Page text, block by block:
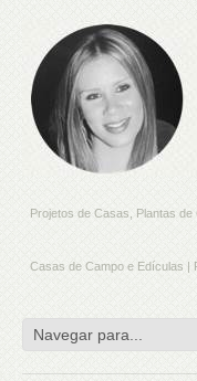
Projetos de Casas, Plantas
Casas de Campo e Edículas |